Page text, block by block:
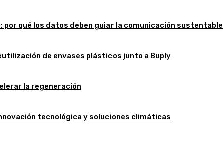
qué los datos deben guiar la comunicación sustentable
de envases plásticos junto a Buply
la regeneración
tecnológica y soluciones climáticas